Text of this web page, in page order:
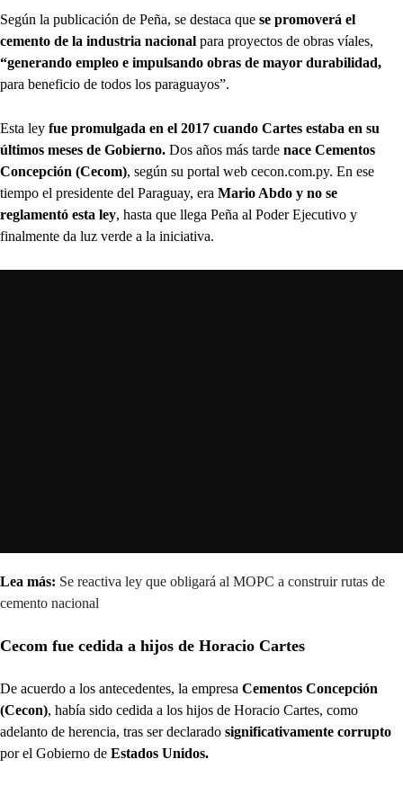
Según la publicación de Peña, se destaca que se promoverá el
cemento de la industria nacional para proyectos de obras víales,
“generando empleo e impulsando obras de mayor durabilidad,
para beneficio de todos los paraguayos”.
Esta ley fue promulgada en el 2017 cuando Cartes estaba en su
últimos meses de Gobierno. Dos años más tarde nace Cementos
Concepción (Cecom), según su portal web cecon.com.py. En ese
tiempo el presidente del Paraguay, era Mario Abdo y no se
reglamentó esta ley, hasta que llega Peña al Poder Ejecutivo y
finalmente da luz verde a la iniciativa.
Lea más: Se reactiva ley que obligará al MOPC a construir rutas de
cemento nacional
Cecom fue cedida a hijos de Horacio Cartes
De acuerdo a los antecedentes, la empresa Cementos Concepción
(Cecon), había sido cedida a los hijos de Horacio Cartes, como
adelanto de herencia, tras ser declarado significativamente corrupto
por el Gobierno de Estados Unidos.